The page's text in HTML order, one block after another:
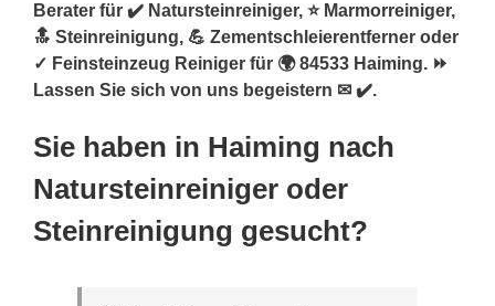
Berater für ✔️ Natursteinreiniger, ⭐ Marmorreiniger,
🔝 Steinreinigung, 💪 Zementschleierentferner oder
✓ Feinsteinzeug Reiniger für 🌍 84533 Haiming. ⏩
Lassen Sie sich von uns begeistern ✉ ✔️.
Sie haben in Haiming nach
Natursteinreiniger oder
Steinreinigung gesucht?